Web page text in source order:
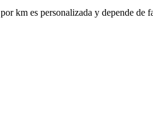
km es personalizada y depende